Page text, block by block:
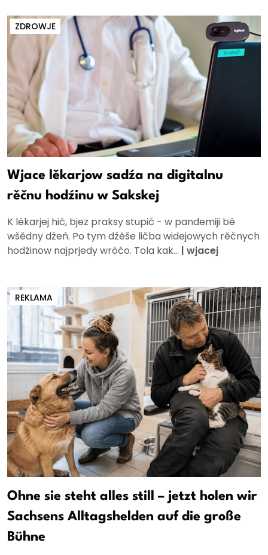
ZDROWJE
Wjace lěkarjow sadźa na digitalnu
rěčnu hodźinu w Sakskej
K lěkarjej hić, bjez praksy stupić - w pandemiji bě
wšědny dźeń. Po tym dźěše ličba widejowych rěčnych
hodźinow najprjedy wróćo. Tola kak... | wjacej
REKLAMA
Ohne sie steht alles still – jetzt holen wir
Sachsens Alltagshelden auf die große
Bühne